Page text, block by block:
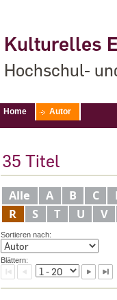
Kulturelles
Hochschul-
Home Autor
35 Titel
Alle A B C
R
S T U V
Sortieren nach:
Blättern: